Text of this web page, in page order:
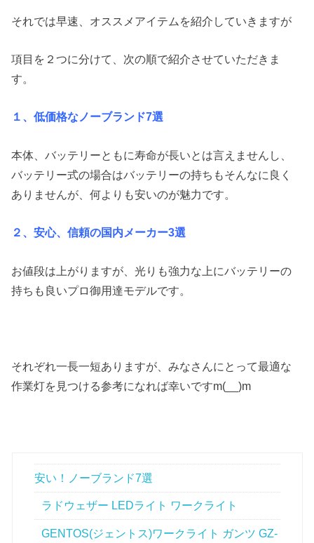
それでは早速、オススメアイテムを紹介していきますが
項目を２つに分けて、次の順で紹介させていただきま
す。
１、低価格なノーブランド7選
本体、バッテリーともに寿命が長いとは言えませんし、
バッテリー式の場合はバッテリーの持ちもそんなに良く
ありませんが、何よりも安いのが魅力です。
２、安心、信頼の国内メーカー3選
お値段は上がりますが、光りも強力な上にバッテリーの
持ちも良いプロ御用達モデルです。
それぞれ一長一短ありますが、みなさんにとって最適な
作業灯を見つける参考になれば幸いですm(__)m
安い！ノーブランド7選
ラドウェザー LEDライト ワークライト
GENTOS(ジェントス)ワークライト ガンツ GZ-